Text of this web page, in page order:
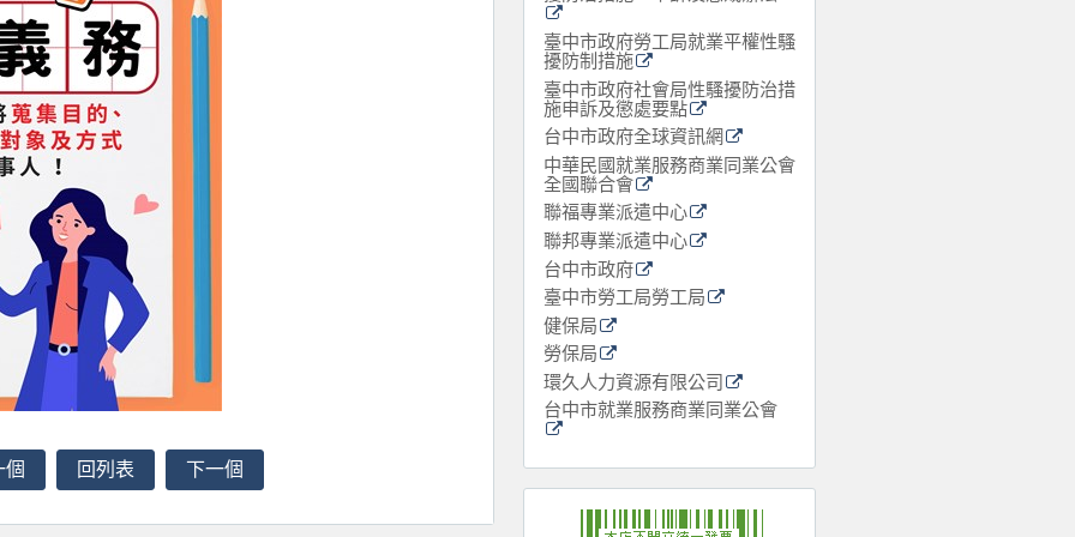
臺中市政府勞工局就業平權性騷
擾防制措施
臺中市政府社會局性騷擾防治措
施申訴及懲處要點
台中市政府全球資訊網
中華民國就業服務商業同業公會
全國聯合會
聯福專業派遣中心
聯邦專業派遣中心
台中市政府
臺中市勞工局勞工局
健保局
勞保局
環久人力資源有限公司
台中市就業服務商業同業公會
個 回列表 下一個